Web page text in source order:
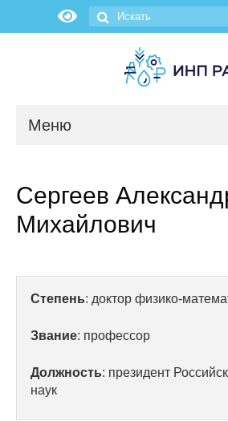
Меню
О нас
Сергеев
Михайлович
Степень: доктор физико-
Звание: профессор
Должность: президент
наук